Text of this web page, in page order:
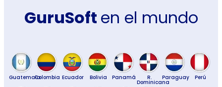
GuruSoft en el mundo
GuatemalaColombia Ecuador Bolivia Panamá R.
Dominicana
Paraguay Perú